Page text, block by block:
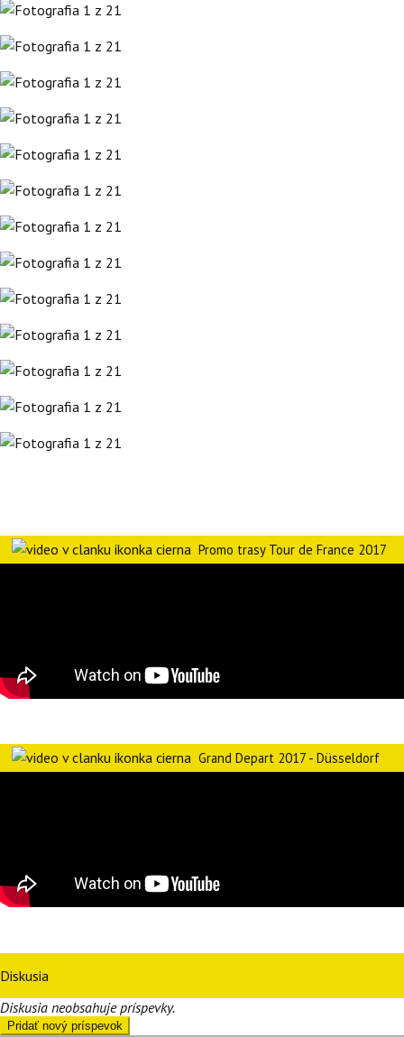
Promo trasy Tour de France 2017
Grand Depart 2017 - Düsseldorf
Diskusia
Diskusia neobsahuje príspevky.
Pridať nový príspevok